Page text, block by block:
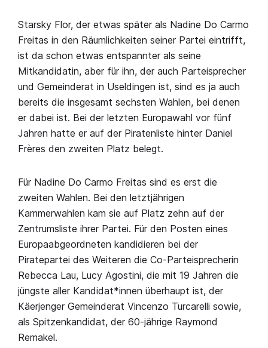
Starsky Flor, der etwas später als Nadine Do Carmo
Freitas in den Räumlichkeiten seiner Partei eintrifft,
ist da schon etwas entspannter als seine
Mitkandidatin, aber für ihn, der auch Parteisprecher
und Gemeinderat in Useldingen ist, sind es ja auch
bereits die insgesamt sechsten Wahlen, bei denen
er dabei ist. Bei der letzten Europawahl vor fünf
Jahren hatte er auf der Piratenliste hinter Daniel
Frères den zweiten Platz belegt.
Für Nadine Do Carmo Freitas sind es erst die
zweiten Wahlen. Bei den letztjährigen
Kammerwahlen kam sie auf Platz zehn auf der
Zentrumsliste ihrer Partei. Für den Posten eines
Europaabgeordneten kandidieren bei der
Piratepartei des Weiteren die Co-Parteisprecherin
Rebecca Lau, Lucy Agostini, die mit 19 Jahren die
jüngste aller Kandidat*innen überhaupt ist, der
Käerjenger Gemeinderat Vincenzo Turcarelli sowie,
als Spitzenkandidat, der 60-jährige Raymond
Remakel.